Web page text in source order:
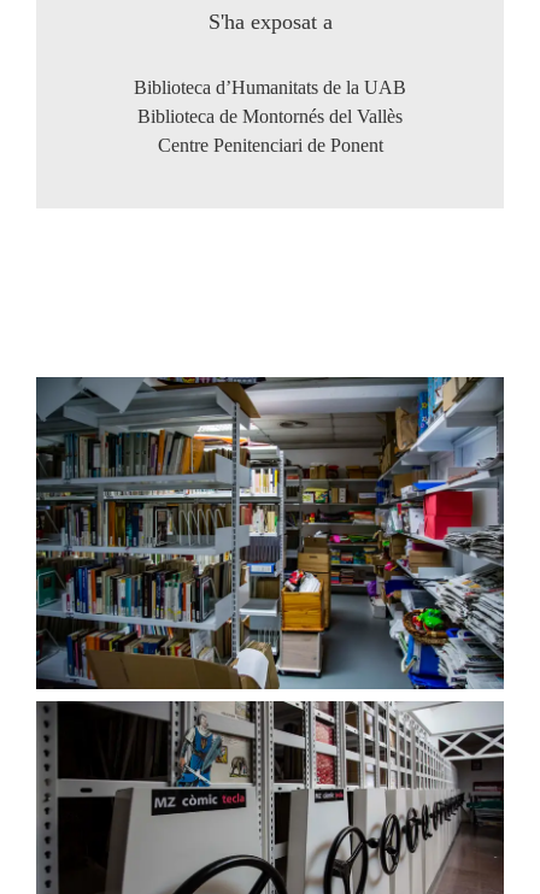
S'ha exposat a
Biblioteca d’Humanitats de la UAB
Biblioteca de Montornés del Vallès
Centre Penitenciari de Ponent